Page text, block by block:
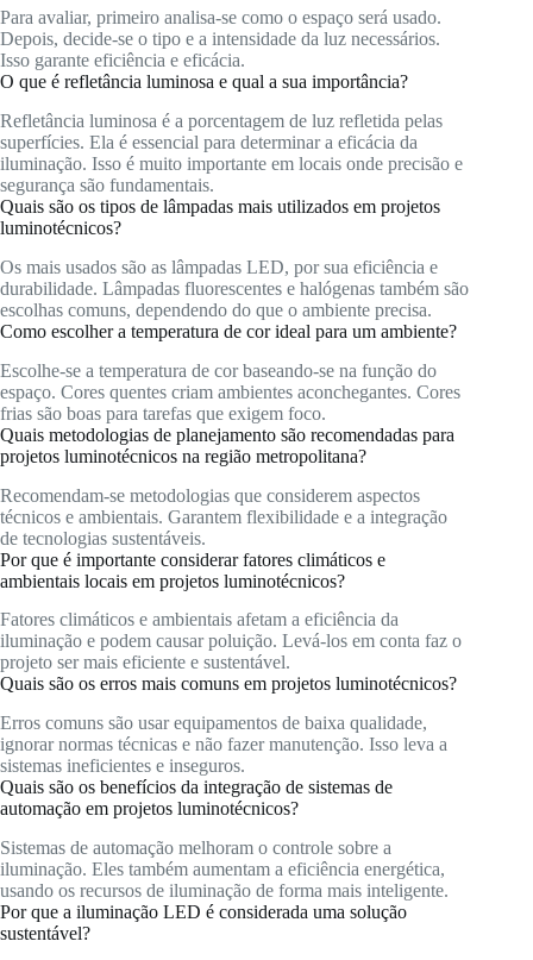
Para avaliar, primeiro analisa-se como o espaço será usado.
Depois, decide-se o tipo e a intensidade da luz necessários.
Isso garante eficiência e eficácia.
O que é refletância luminosa e qual a sua importância?
Refletância luminosa é a porcentagem de luz refletida pelas
superfícies. Ela é essencial para determinar a eficácia da
iluminação. Isso é muito importante em locais onde precisão e
segurança são fundamentais.
Quais são os tipos de lâmpadas mais utilizados em projetos
luminotécnicos?
Os mais usados são as lâmpadas LED, por sua eficiência e
durabilidade. Lâmpadas fluorescentes e halógenas também são
escolhas comuns, dependendo do que o ambiente precisa.
Como escolher a temperatura de cor ideal para um ambiente?
Escolhe-se a temperatura de cor baseando-se na função do
espaço. Cores quentes criam ambientes aconchegantes. Cores
frias são boas para tarefas que exigem foco.
Quais metodologias de planejamento são recomendadas para
projetos luminotécnicos na região metropolitana?
Recomendam-se metodologias que considerem aspectos
técnicos e ambientais. Garantem flexibilidade e a integração
de tecnologias sustentáveis.
Por que é importante considerar fatores climáticos e
ambientais locais em projetos luminotécnicos?
Fatores climáticos e ambientais afetam a eficiência da
iluminação e podem causar poluição. Levá-los em conta faz o
projeto ser mais eficiente e sustentável.
Quais são os erros mais comuns em projetos luminotécnicos?
Erros comuns são usar equipamentos de baixa qualidade,
ignorar normas técnicas e não fazer manutenção. Isso leva a
sistemas ineficientes e inseguros.
Quais são os benefícios da integração de sistemas de
automação em projetos luminotécnicos?
Sistemas de automação melhoram o controle sobre a
iluminação. Eles também aumentam a eficiência energética,
usando os recursos de iluminação de forma mais inteligente.
Por que a iluminação LED é considerada uma solução
sustentável?